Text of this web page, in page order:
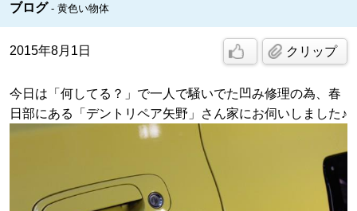
ブログ 黄色い物体
2015年8月1日 クリップ
今日は「何してる？」で一人で騒いでた凹み修理の為、春
日部にある「デントリペア矢野」さん家にお伺いしました♪